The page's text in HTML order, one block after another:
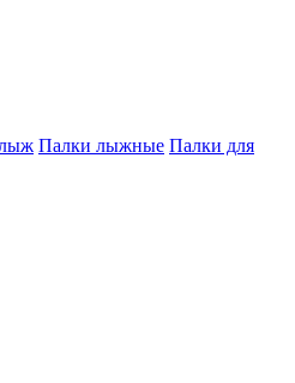
Палки лыжные Палки для